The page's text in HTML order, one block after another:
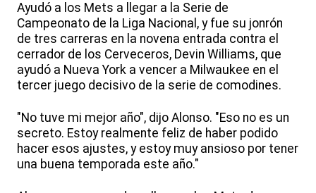
Ayudó a los Mets a llegar a la Serie de
Campeonato de la Liga Nacional, y fue su jonrón
de tres carreras en la novena entrada contra el
cerrador de los Cerveceros, Devin Williams, que
ayudó a Nueva York a vencer a Milwaukee en el
tercer juego decisivo de la serie de comodines.
"No tuve mi mejor año", dijo Alonso. "Eso no es un
secreto. Estoy realmente feliz de haber podido
hacer esos ajustes, y estoy muy ansioso por tener
una buena temporada este año."